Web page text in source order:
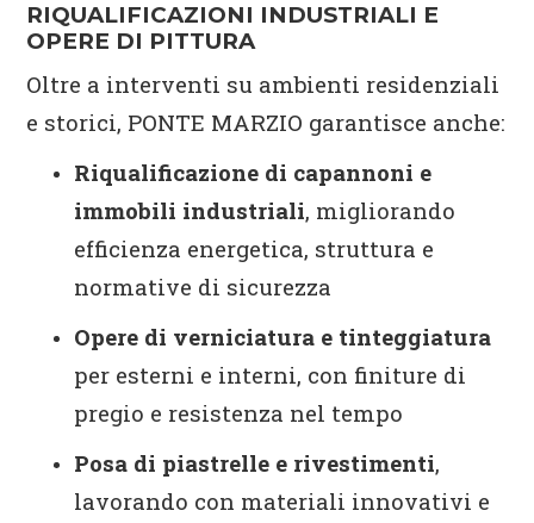
RIQUALIFICAZIONI INDUSTRIALI E
OPERE DI PITTURA
Oltre a interventi su ambienti residenziali
e storici, PONTE MARZIO garantisce anche:
Riqualificazione di capannoni e
immobili industriali, migliorando
efficienza energetica, struttura e
normative di sicurezza
Opere di verniciatura e tinteggiatura
per esterni e interni, con finiture di
pregio e resistenza nel tempo
Posa di piastrelle e rivestimenti,
lavorando con materiali innovativi e